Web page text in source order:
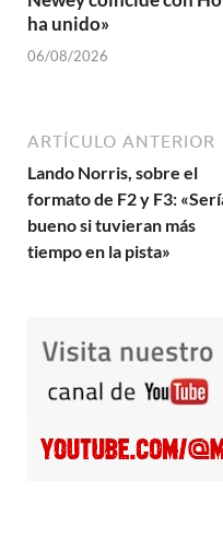
ha unido»
06/08/2026
ARTÍCULO ANTERIOR
Lando Norris, sobre el
formato de F2 y F3:
bueno si tuvieran más
tiempo en la pista»